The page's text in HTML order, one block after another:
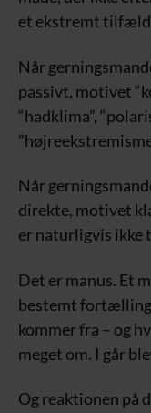
et ekstremt
Når
passivt, motivet
“hadklima”,
Når
direkte, motivet
er naturligvis
Det er manus. Et
bestemt fortælling
kommer fra – og
meget om. I går
Og reaktionen på